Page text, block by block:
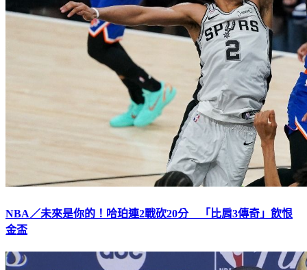
NBA／未來是你的！哈珀連2戰砍20分 「比肩3傳奇」飲恨
金盃